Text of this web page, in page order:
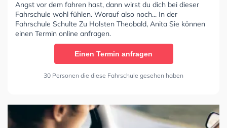
Angst vor dem fahren hast, dann wirst du dich bei dieser
Fahrschule wohl fühlen. Worauf also noch... In der
Fahrschule Schulte Zu Holsten Theobald, Anita Sie können
einen Termin online anfragen.
Einen Termin anfragen
30 Personen die diese Fahrschule gesehen haben